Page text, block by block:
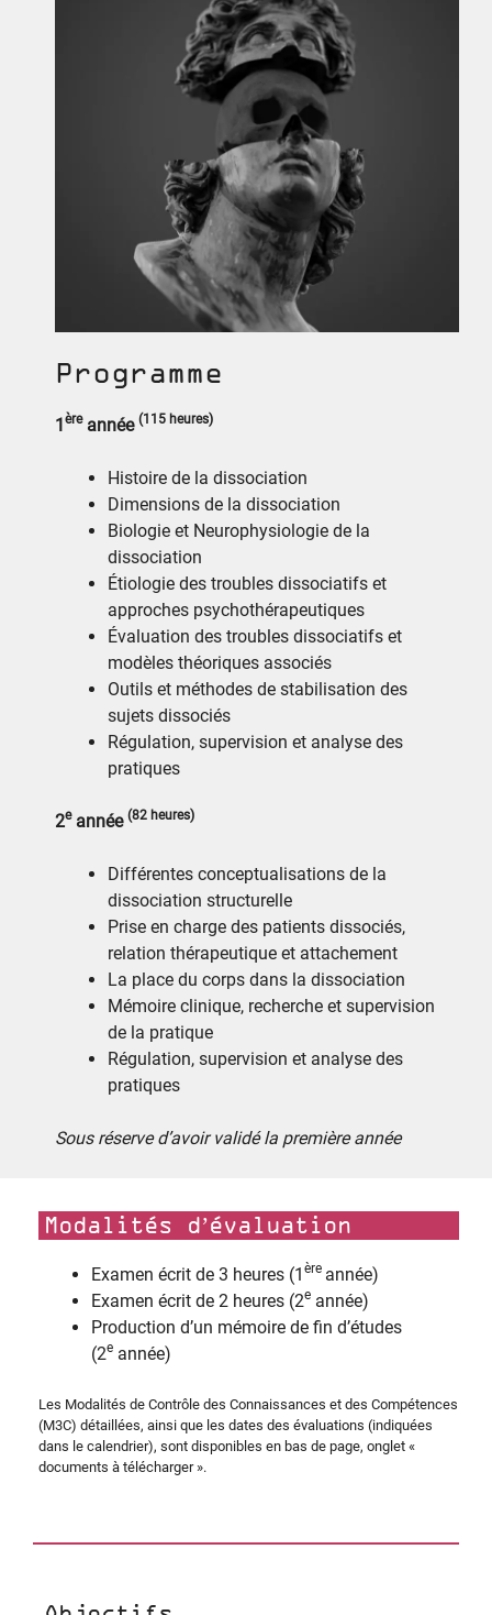
Programme
1èreannée (115 heures)
Histoire de la dissociation
Dimensions de la dissociation
Biologie et Neurophysiologie de la
dissociation
Étiologie des troubles dissociatifs et
approches psychothérapeutiques
Évaluation des troubles dissociatifs et
modèles théoriques associés
Outils et méthodes de stabilisation des
sujets dissociés
Régulation, supervision et analyse des
pratiques
2eannée (82 heures)
Différentes conceptualisations de la
dissociation structurelle
Prise en charge des patients dissociés,
relation thérapeutique et attachement
La place du corps dans la dissociation
Mémoire clinique, recherche et supervision
de la pratique
Régulation, supervision et analyse des
pratiques
Sous réserve d’avoir validé la première année
Modalités d’évaluation
Examen écrit de 3 heures (1 ère année)
Examen écrit de 2 heures (2e année)
Production d’un mémoire de fin d’études
(2e année)
Les Modalités de Contrôle des Connaissances et des Compétences
(M3C) détaillées, ainsi que les dates des évaluations (indiquées
dans le calendrier), sont disponibles en bas de page, onglet «
documents à télécharger ».